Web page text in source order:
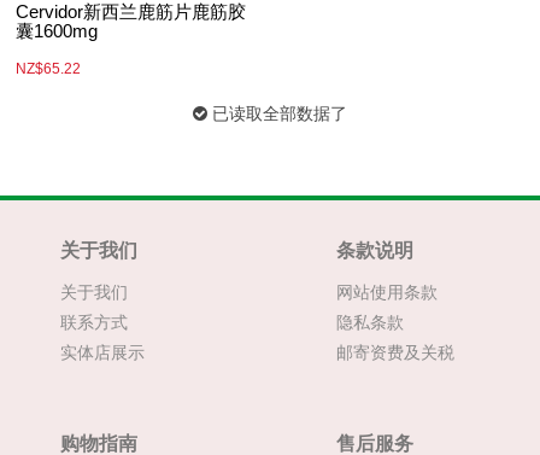
Cervidor新西兰鹿筋片鹿筋胶
囊1600mg
NZ$65.22
已读取全部数据了
关于我们
关于我们
联系方式
实体店展示
条款说明
网站使用条款
隐私条款
邮寄资费及关税
购物指南 售后服务